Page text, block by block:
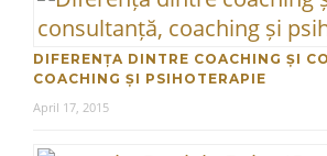
DIFERENȚA DINTRE COACHING ȘI
COACHING ȘI PSIHOTERAPIE
April 17, 2015